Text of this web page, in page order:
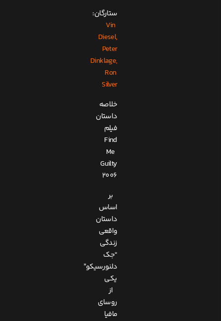
ستارگان:
Vin
Diesel,
Peter
Dinklage,
Ron
Silver
خلاصه
داستان
فیلم
Find
Me
Guilty
2006
بر
اساس
داستان
واقعی
زندگی
“جک
دلنورسیکو”
یکی
از
روسای
مافیا